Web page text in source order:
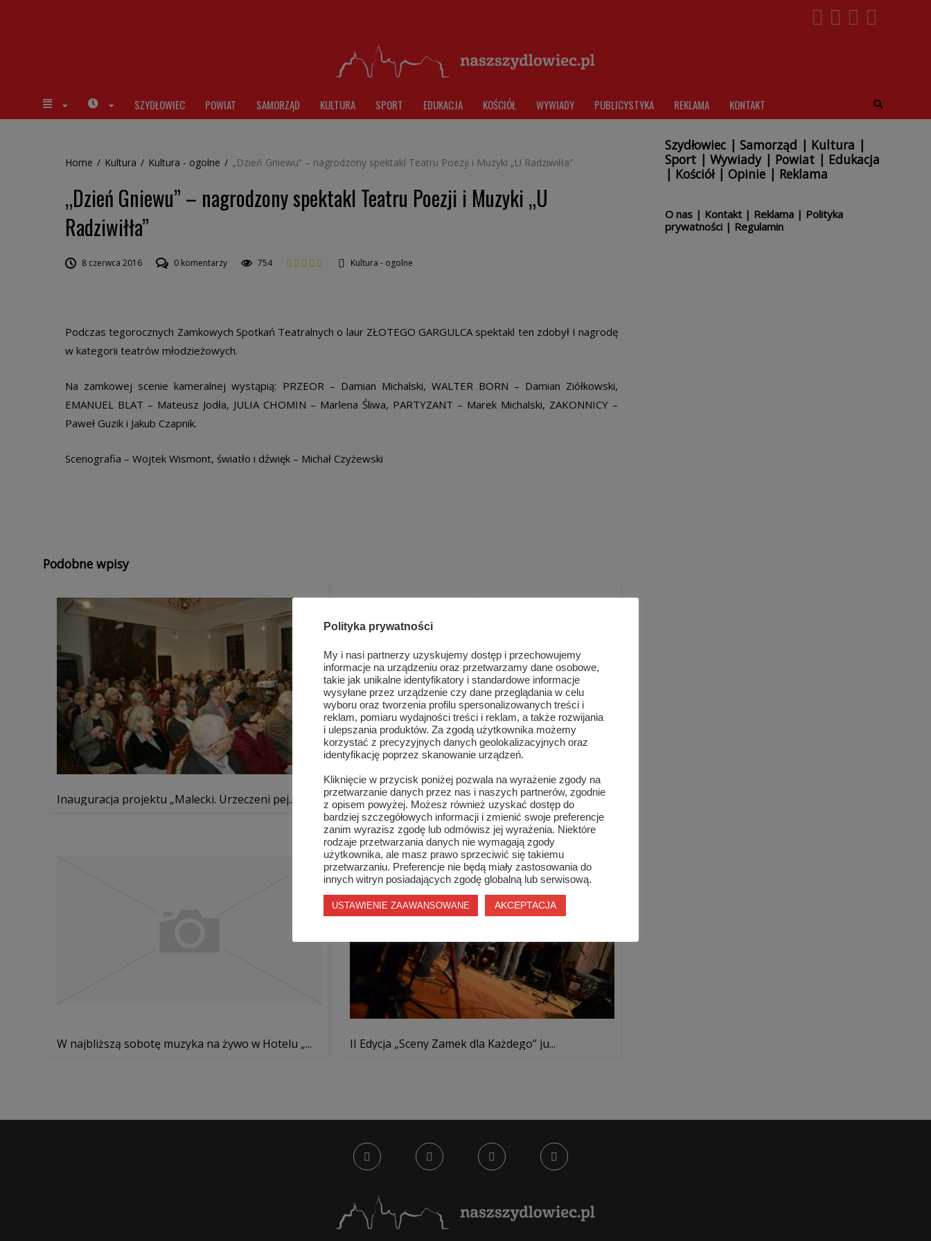
SZYDŁOWIEC POWIAT SAMORZĄD KULTURA SPORT EDUKACJA KOŚCIÓŁ WYWIADY PUBLICYSTYKA REKLAMA KONTAKT
Home / Kultura / Kultura - ogolne / „Dzień Gniewu” – nagrodzony spektakl Teatru Poezji i Muzyki „U Radziwiłła”
„Dzień Gniewu” – nagrodzony spektakl Teatru Poezji i Muzyki „U
Radziwiłła”
8 czerwca 2016 0 komentarzy 754 Kultura - ogolne
Podczas tegorocznych Zamkowych Spotkań Teatralnych o laur ZŁOTEGO GARGULCA spektakl ten zdobył I nagrodę
w kategorii teatrów młodzieżowych.
Na zamkowej scenie kameralnej wystąpią: PRZEOR – Damian Michalski, WALTER BORN – Damian Ziółkowski,
EMANUEL BLAT – Mateusz Jodła, JULIA CHOMIN – Marlena Śliwa, PARTYZANT – Marek Michalski, ZAKONNICY –
Paweł Guzik i Jakub Czapnik.
Scenografia – Wojtek Wismont, światło i dźwięk – Michał Czyżewski
Podobne wpisy
Inauguracja projektu „Malecki. Urzeczeni pej... Info z biblioteki
W najbliższą sobotę muzyka na żywo w Hotelu „... II Edycja „Sceny Zamek dla Każdego” ju...
Szydłowiec| Samorząd | Kultura |
Sport| Wywiady| Powiat| Edukacja
| Kościół| Opinie| Reklama
O nas| Kontakt| Reklama| Polityka
prywatności| Regulamin
Polityka prywatności
My i nasi partnerzy uzyskujemy dostęp i przechowujemy
informacje na urządzeniu oraz przetwarzamy dane osobowe,
takie jak unikalne identyfikatory i standardowe informacje
wysyłane przez urządzenie czy dane przeglądania w celu
wyboru oraz tworzenia profilu spersonalizowanych treści i
reklam, pomiaru wydajności treści i reklam, a także rozwijania
i ulepszania produktów. Za zgodą użytkownika możemy
korzystać z precyzyjnych danych geolokalizacyjnych oraz
identyfikację poprzez skanowanie urządzeń.
Kliknięcie w przycisk poniżej pozwala na wyrażenie zgody na
przetwarzanie danych przez nas i naszych partnerów, zgodnie
z opisem powyżej. Możesz również uzyskać dostęp do
bardziej szczegółowych informacji i zmienić swoje preferencje
zanim wyrazisz zgodę lub odmówisz jej wyrażenia. Niektóre
rodzaje przetwarzania danych nie wymagają zgody
użytkownika, ale masz prawo sprzeciwić się takiemu
przetwarzaniu. Preferencje nie będą miały zastosowania do
innych witryn posiadających zgodę globalną lub serwisową.
USTAWIENIE ZAAWANSOWANE AKCEPTACJA